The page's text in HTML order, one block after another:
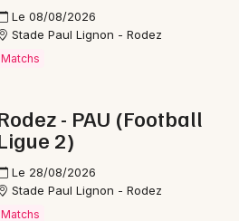
Le 08/08/2026
Stade Paul Lignon - Rodez
Matchs
- PAU (Football
2)
Le 28/08/2026
Stade Paul Lignon - Rodez
Matchs